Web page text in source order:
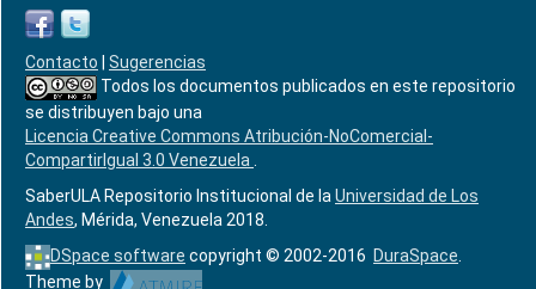
Contacto
Sugerencias
Todos los documentos publicados en este repositorio
se distribuyen bajo una
Licencia Creative Commons Atribución-NoComercial-
CompartirIgual 3.0 Venezuela
SaberULA Repositorio Institucional de la Universidad de Los
Andes, Mérida, Venezuela 2018.
DSpace software copyright © 2002-2016 DuraSpace
Theme by